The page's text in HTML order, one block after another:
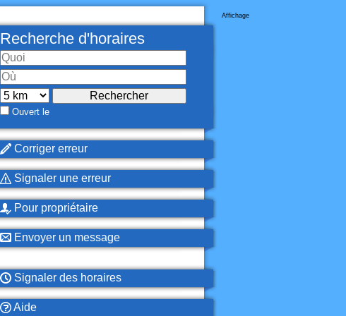
Affichage
Recherche d'horaires
Ouvert le
Corriger erreur
Signaler une erreur
Pour propriétaire
Envoyer un message
Signaler des horaires
Aide